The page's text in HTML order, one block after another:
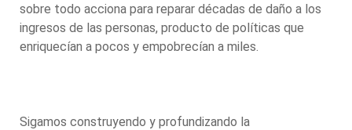
sobre todo acciona para reparar décadas de daño a los
ingresos de las personas, producto de políticas que
enriquecían a pocos y empobrecían a miles.
Sigamos construyendo y profundizando la